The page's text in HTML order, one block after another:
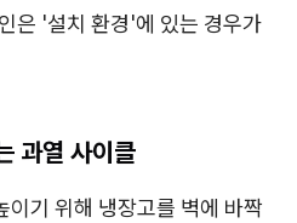
은 '설치 환경'에 있는 경우가
과열 사이클
이기 위해 냉장고를 벽에 바짝